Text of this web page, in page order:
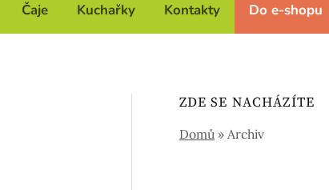
Čaje Kuchařky Kontakty Do e-shopu
ZDE SE NACHÁZÍTE
Domů »Archiv